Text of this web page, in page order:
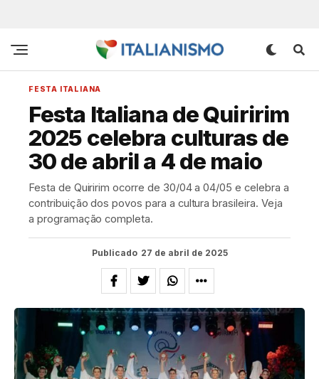
FESTA ITALIANA
Festa Italiana de Quiririm
2025 celebra culturas de
30 de abril a 4 de maio
Festa de Quiririm ocorre de 30/04 a 04/05 e celebra a
contribuição dos povos para a cultura brasileira. Veja
a programação completa.
Publicado 27 de abril de 2025